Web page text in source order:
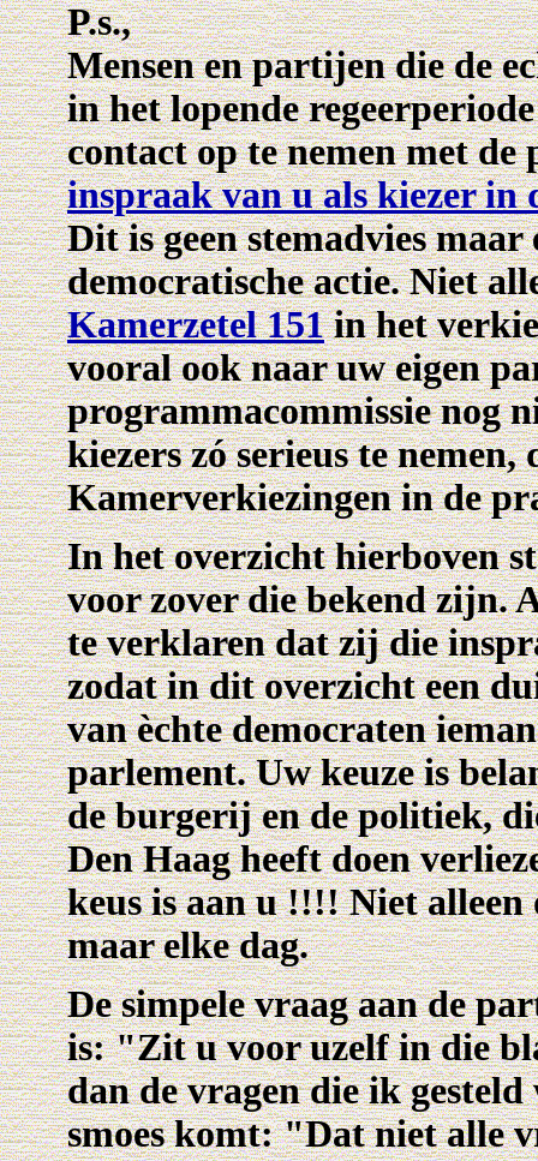
P.s.,
Mensen en partijen die de
in het lopende
contact op te nemen met de
inspraak van u als kiezer in
Dit is geen stemadvies
democratische actie. Niet
Kamerzetel 151in het
vooral ook naar uw eigen
programmacommissie nog
kiezers zó serieus te
Kamerverkiezingen in de
In het overzicht hierboven
voor zover die bekend zijn.
te verklaren dat zij die
zodat in dit overzicht een
van èchte democraten
parlement. Uw keuze is
de burgerij en de politiek,
Den Haag heeft doen
keus is aan u !!!! Niet alleen
maar elke dag.
De simpele vraag aan de
is: "Zit u voor uzelf in die
dan de vragen die ik
smoes komt: "Dat niet alle